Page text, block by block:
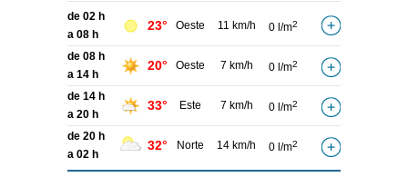
de 02 h
a 08 h
23° Oeste 11 km/h 0 l/m2
de 08 h
a 14 h
20° Oeste 7 km/h 0 l/m2
de 14 h
a 20 h
33° Este 7 km/h 0 l/m2
de 20 h
a 02 h
32° Norte 14 km/h 0 l/m2